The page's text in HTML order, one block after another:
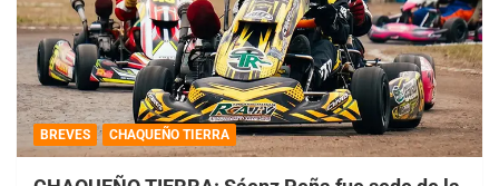
BREVES CHAQUEÑO TIERRA